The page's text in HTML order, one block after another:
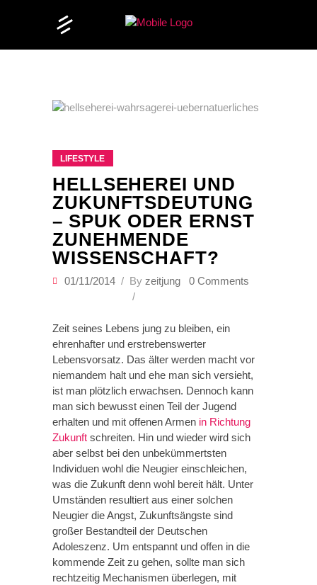
LIFESTYLE
HELLSEHEREI UND
ZUKUNFTSDEUTUNG
– SPUK ODER ERNST
ZUNEHMENDE
WISSENSCHAFT?
01/11/2014 By zeitjung 0 Comments
Zeit seines Lebens jung zu bleiben, ein
ehrenhafter und erstrebenswerter
Lebensvorsatz. Das älter werden macht vor
niemandem halt und ehe man sich versieht,
ist man plötzlich erwachsen. Dennoch kann
man sich bewusst einen Teil der Jugend
erhalten und mit offenen Armen in Richtung
Zukunft schreiten. Hin und wieder wird sich
aber selbst bei den unbekümmertsten
Individuen wohl die Neugier einschleichen,
was die Zukunft denn wohl bereit hält. Unter
Umständen resultiert aus einer solchen
Neugier die Angst, Zukunftsängste sind
großer Bestandteil der Deutschen
Adoleszenz. Um entspannt und offen in die
kommende Zeit zu gehen, sollte man sich
rechtzeitig Mechanismen überlegen, mit